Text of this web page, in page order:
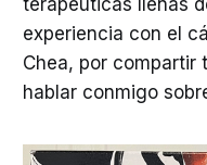
terapéuticas llenas
experiencia con el
Chea, por compartir
hablar conmigo